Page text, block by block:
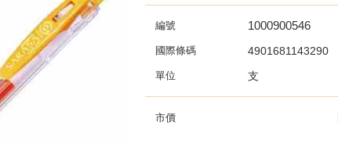
編號 1000900546
國際條碼 4901681143290
單位 支
市價